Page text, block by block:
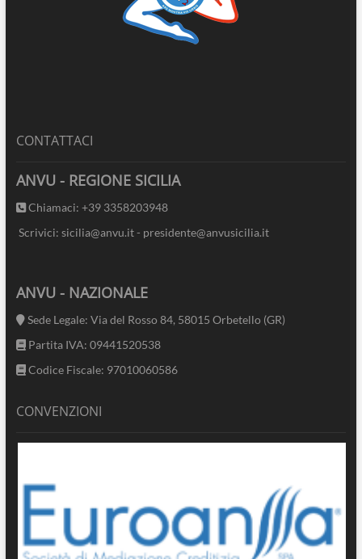
CONTATTACI
ANVU - REGIONE SICILIA
Chiamaci: +39 3358203948
Scrivici: sicilia@anvu.it - presidente@anvusicilia.it
ANVU - NAZIONALE
Sede Legale: Via del Rosso 84, 58015 Orbetello (GR)
Partita IVA: 09441520538
Codice Fiscale: 97010060586
CONVENZIONI